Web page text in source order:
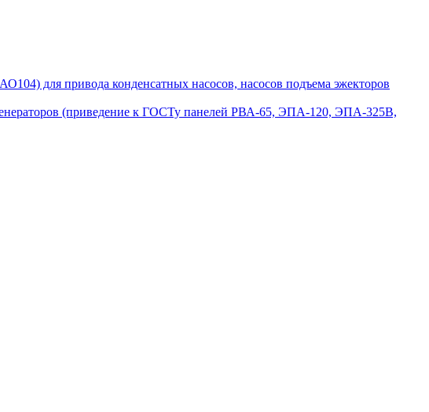
для привода конденсатных насосов, насосов подъема эжекторов
(приведение к ГОСТу панелей РВА-65, ЭПА-120, ЭПА-325В,